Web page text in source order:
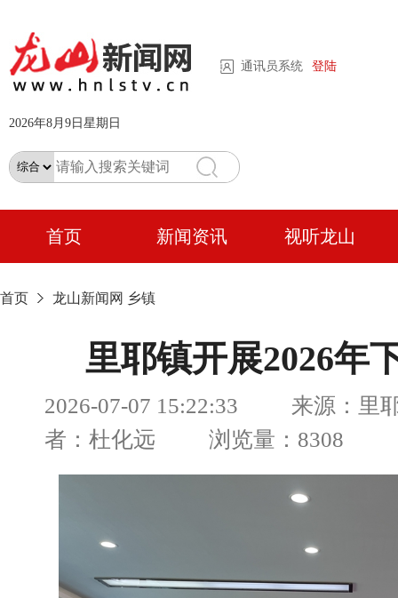
通讯员系统 登陆
2026年8月9日星期日
首页 新闻资讯 视听龙山
首页 龙山新闻网 乡镇
里耶镇开展2026年
2026-07-07 15:22:33 来源：里耶
者：杜化远 浏览量：8308